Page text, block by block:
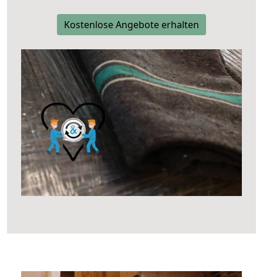
Kostenlose Angebote erhalten